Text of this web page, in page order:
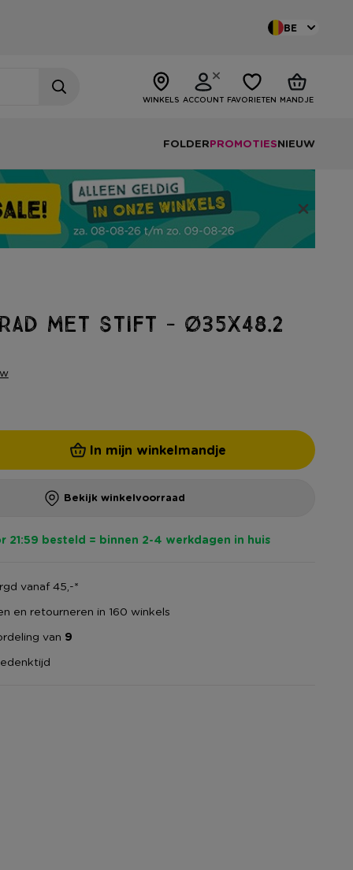
BE
WINKELS ACCOUNT FAVORIETEN MANDJE
FOLDERPROMOTIESNIEUW
met stift - ø35x48.2
In mijn winkelmandje
Bekijk winkelvoorraad
21:59 besteld = binnen 2-4 werkdagen in huis
vanaf 45,-*
en retourneren in 160 winkels
van 9